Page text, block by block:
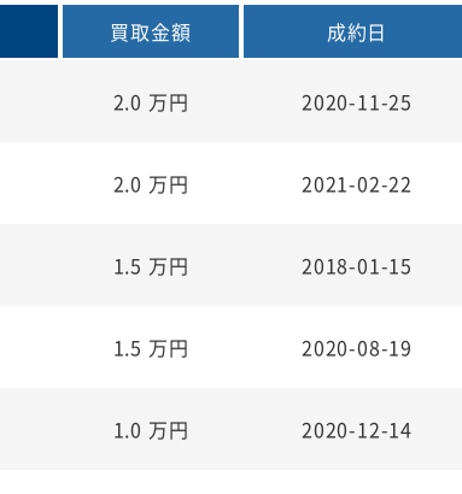
買取金額 成約日
2.0 万円 2020-11-25
2.0 万円 2021-02-22
1.5 万円 2018-01-15
1.5 万円 2020-08-19
1.0 万円 2020-12-14